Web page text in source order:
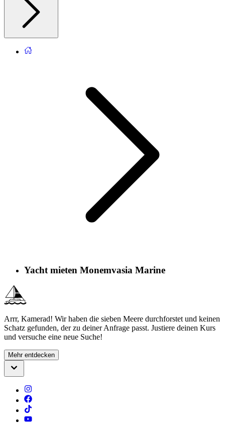
Yacht mieten Monemvasia Marine
Arrr, Kamerad! Wir haben die sieben Meere durchforstet und keinen
Schatz gefunden, der zu deiner Anfrage passt. Justiere deinen Kurs
und versuche eine neue Suche!
Mehr entdecken